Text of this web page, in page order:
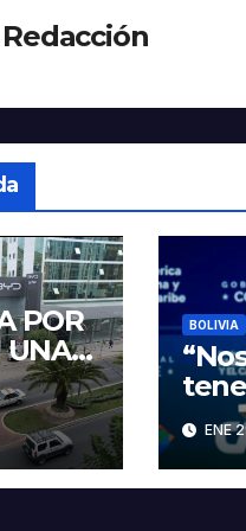
Redacción
POR
UNA
BOLIVIA
ENE